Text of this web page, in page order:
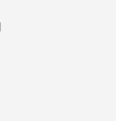
и досуг"